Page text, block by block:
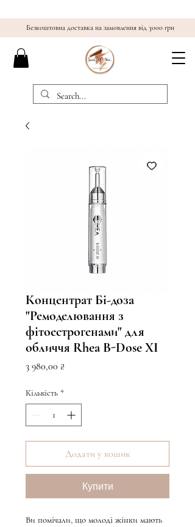
Безкоштовна доставка на замовлення від 3000 грн
Концентрат Бі-доза
"Ремоделювання з
фітоестрогенами" для
обличчя Rhea B-Dose XI
3 980,00 ₴
Кількість *
Додати у кошик
Купити
Ви помічали, що молоді жінки мають